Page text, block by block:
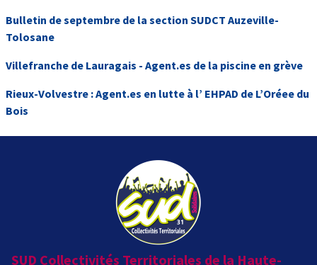
Bulletin de septembre de la section SUDCT Auzeville-
Tolosane
Villefranche de Lauragais - Agent.es de la piscine en grève
Rieux-Volvestre : Agent.es en lutte à l’ EHPAD de L’Oréee du
Bois
SUD Collectivités Territoriales de la Haute-